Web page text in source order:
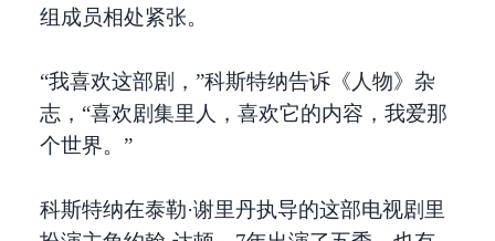
组成员相处紧张。
“我喜欢这部剧，”科斯特纳告诉《人物》杂
志，“喜欢剧集里人，喜欢它的内容，我爱那
个世界。”
科斯特纳在泰勒·谢里丹执导的这部电视剧里